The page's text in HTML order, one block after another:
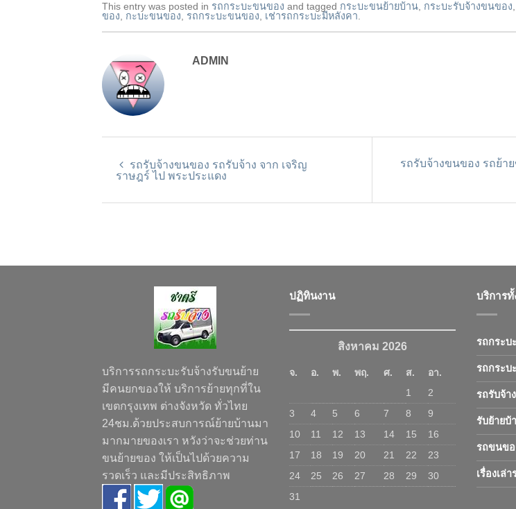
This entry was posted in รถกระบะขนของ and tagged กระบะขนย้ายบ้าน, กระบะรับจ้างขนของ,
ของ, กะบะขนของ, รถกระบะขนของ, เช่ารถกระบะมีหลังคา.
ADMIN
รถรับจ้างขนของ รถรับจ้าง จาก เจริญ
ราษฎร์ ไป พระประแดง
รถรับจ้างขนของ รถย้า
บริการรถกระบะรับจ้างรับขนย้าย
มีคนยกของให้ บริการย้ายทุกที่ใน
เขตกรุงเทพ ต่างจังหวัด ทั่วไทย
24ชม.ด้วยประสบการณ์ย้ายบ้านมา
มากมายของเรา หวังว่าจะช่วยท่าน
ขนย้ายของ ให้เป็นไปด้วยความ
รวดเร็ว และมีประสิทธิภาพ
ปฏิทินงาน
สิงหาคม 2026
จ. อ. พ. พฤ. ศ. ส.
อา.
1
2
3
4 5 6 7 8
9
10
11 12 13 14 15
16
17
18 19 20 21 22
23
24
25 26 27 28 29
30
31
บริการทั้
รถกระบ
รถกระบ
รถรับจ้า
รับย้ายบ้
รถขนขอ
เรื่องเล่